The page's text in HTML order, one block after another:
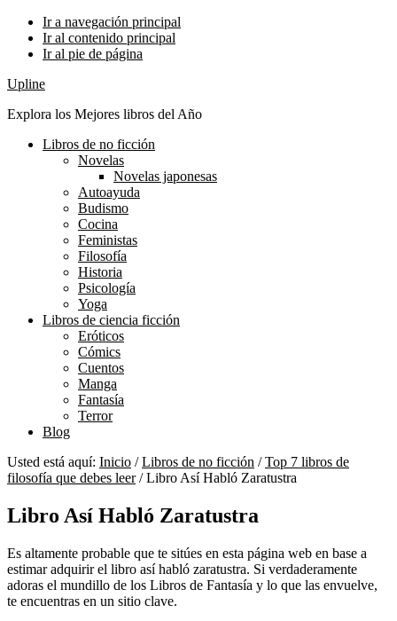
Ir a navegación principal
Ir al contenido principal
Ir al pie de página
Upline
Explora los Mejores libros del Año
Libros de no ficción
Novelas
Novelas japonesas
Autoayuda
Budismo
Cocina
Feministas
Filosofía
Historia
Psicología
Yoga
Libros de ciencia ficción
Eróticos
Cómics
Cuentos
Manga
Fantasía
Terror
Blog
Usted está aquí: Inicio / Libros de no ficción / Top 7 libros de
filosofía que debes leer /Libro Así Habló Zaratustra
Libro Así Habló Zaratustra
Es altamente probable que te sitúes en esta página web en base a
estimar adquirir el libro así habló zaratustra. Si verdaderamente
adoras el mundillo de los Libros de Fantasía y lo que las envuelve,
te encuentras en un sitio clave.